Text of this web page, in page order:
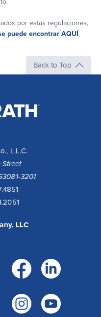
por estas regulaciones,
puede encontrar AQUÍ
Back to Top
L.L.C.
Street
3201
LLC